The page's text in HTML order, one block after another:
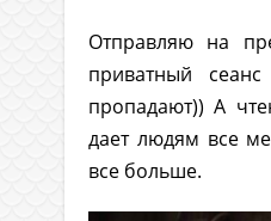
Отправляю на
приватный
пропадают)) А
дает людям все
все больше.